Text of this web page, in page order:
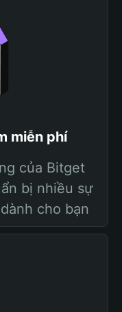
miễn phí
của Bitget
bị nhiều sự
cho bạn